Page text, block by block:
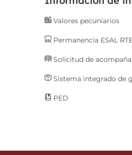
Valores pecuniarios
Permanencia ESAL
Solicitud de
Sistema integrado de
PED